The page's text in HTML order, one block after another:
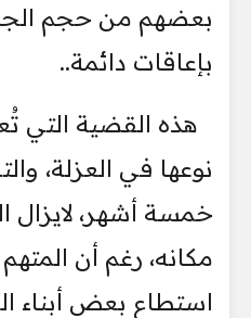
بعضهم من حجم
بإعاقات دائمة..
هذه القضية التي
نوعها في العزلة،
خمسة أشهر، لايزال
مكانه، رغم أن المتهم
استطاع بعض أبناء